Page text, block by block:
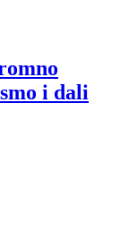
i dali